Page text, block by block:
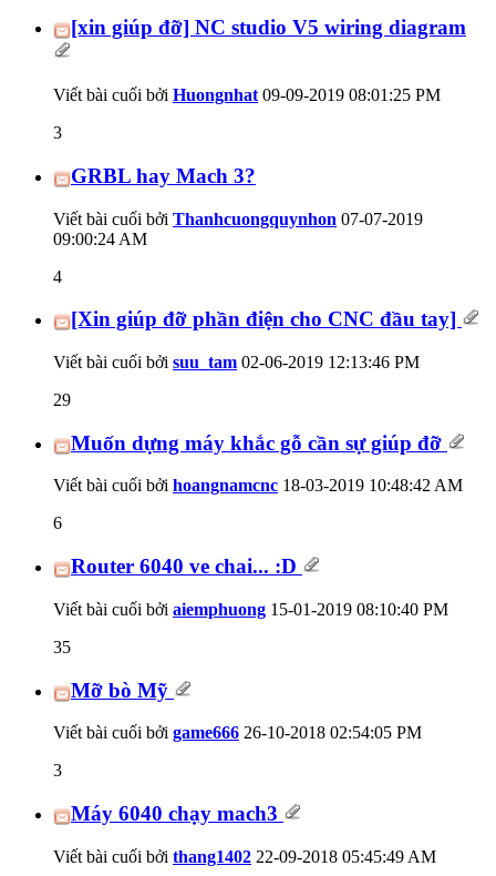
[xin giúp đỡ] NC studio V5 wiring diagram
Viết bài cuối bởi Huongnhat 09-09-2019 08:01:25 PM
3
GRBL hay Mach 3?
Viết bài cuối bởi Thanhcuongquynhon 07-07-2019
09:00:24 AM
4
[Xin giúp đỡ phần điện cho CNC đầu tay]
Viết bài cuối bởi suu_tam 02-06-2019 12:13:46 PM
29
Muốn dựng máy khắc gỗ cần sự giúp đỡ
Viết bài cuối bởi hoangnamcnc 18-03-2019 10:48:42 AM
6
Router 6040 ve chai... :D
Viết bài cuối bởi aiemphuong 15-01-2019 08:10:40 PM
35
Mỡ bò Mỹ
Viết bài cuối bởi game666 26-10-2018 02:54:05 PM
3
Máy 6040 chạy mach3
Viết bài cuối bởi thang1402 22-09-2018 05:45:49 AM